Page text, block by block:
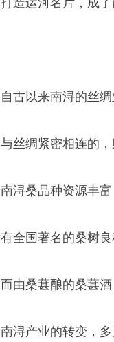
打造运河名片，成
自古以来南浔的丝
与丝绸紧密相连的
南浔桑品种资源丰富
有全国著名的桑树
而由桑葚酿的桑葚
南浔产业的转变，